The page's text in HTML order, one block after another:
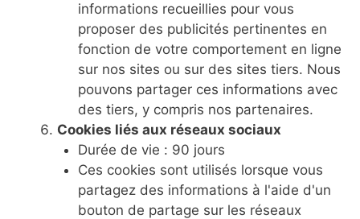
informations recueillies pour vous
proposer des publicités pertinentes en
fonction de votre comportement en ligne
sur nos sites ou sur des sites tiers. Nous
pouvons partager ces informations avec
des tiers, y compris nos partenaires.
Cookies liés aux réseaux sociaux
Durée de vie : 90 jours
Ces cookies sont utilisés lorsque vous
partagez des informations à l'aide d'un
bouton de partage sur les réseaux